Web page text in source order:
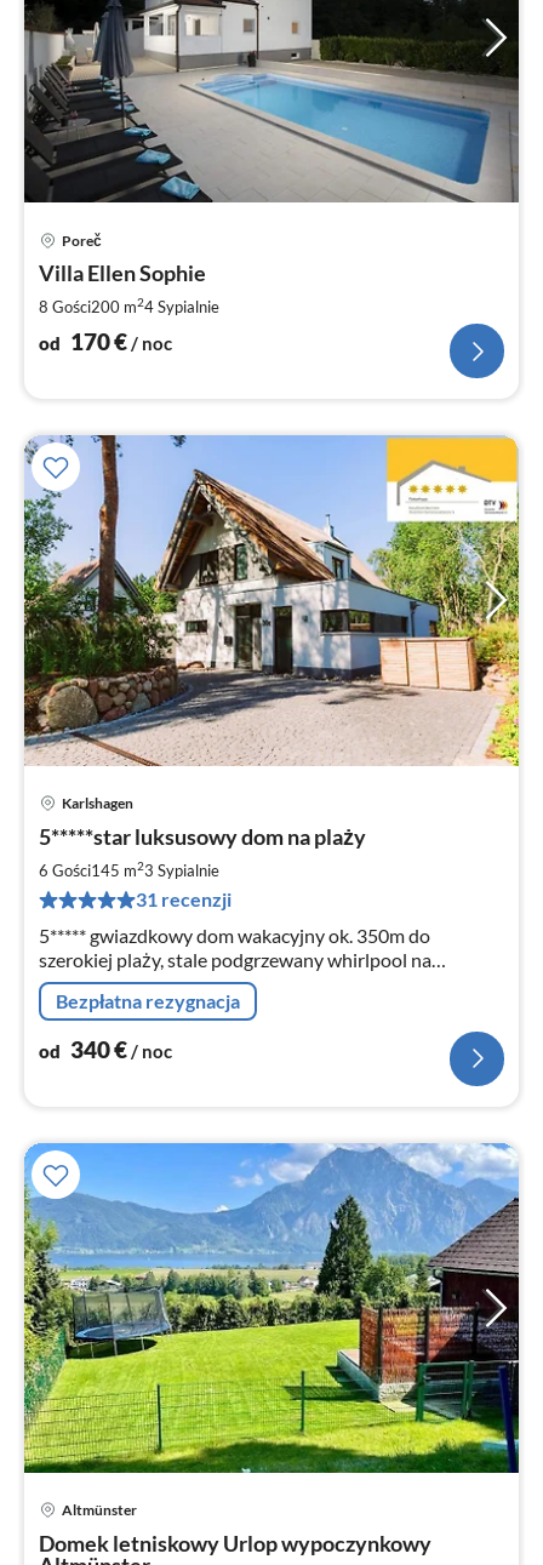
Poreč
Villa Ellen Sophie
8 Gości200 m24Sypialnie
od 170€/ noc
Karlshagen
5*****star luksusowy dom na plaży
6 Gości145 m23 Sypialnie
31 recenzji
5***** gwiazdkowy dom wakacyjny ok. 350m do
szerokiej plaży, stale podgrzewany whirlpool na
zewnątrz, kominek, sauna, 3 sypialnie, 2 łazienki, działka
850m kw, 4 x TV, DVD, WLAN DSL, Bose system
Bezpłatna rezygnacja
od 340€ / noc
Altmünster
Domek letniskowy Urlop wypoczynkowy